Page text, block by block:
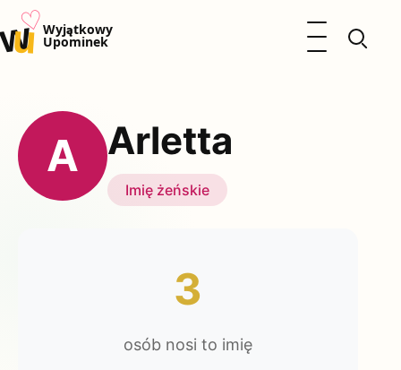
u♡Wyjątkowy
Upominek
Otwórz menu
Kalendarz Imienin
Kobieta
Okazje
Katalog prezentów
A Arletta
Imię żeńskie
3
osób nosi to imię